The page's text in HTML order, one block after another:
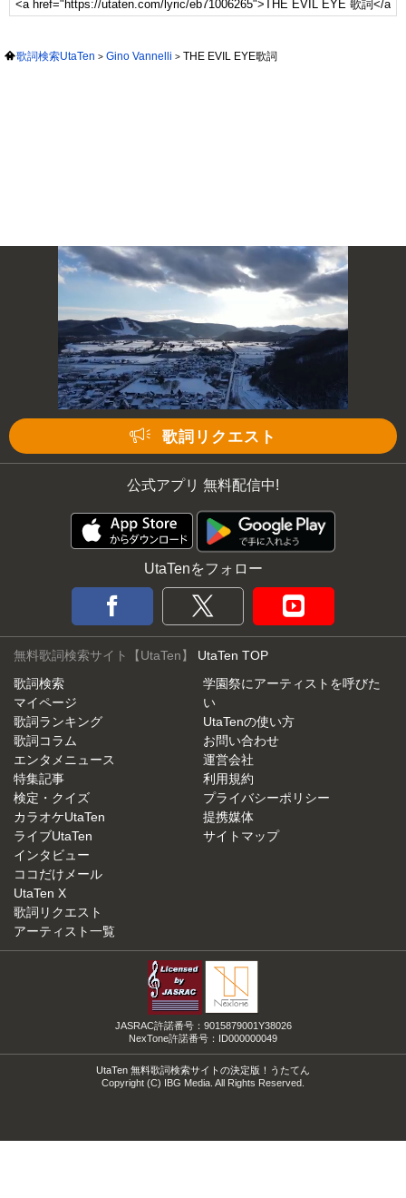
歌詞検索UtaTen Gino Vannelli THE EVIL EYE歌詞
歌詞リクエスト
公式アプリ 無料配信中!
UtaTenをフォロー
無料歌詞検索サイト【UtaTen】 UtaTen TOP
歌詞検索
マイページ
歌詞ランキング
歌詞コラム
エンタメニュース
特集記事
検定・クイズ
カラオケUtaTen
ライブUtaTen
インタビュー
ココだけメール
UtaTen X
歌詞リクエスト
アーティスト一覧
学園祭にアーティストを呼びた
い
UtaTenの使い方
お問い合わせ
運営会社
利用規約
プライバシーポリシー
提携媒体
サイトマップ
JASRAC許諾番号：9015879001Y38026
NexTone許諾番号：ID000000049
UtaTen 無料歌詞検索サイトの決定版！うたてん
Copyright (C) IBG Media. All Rights Reserved.